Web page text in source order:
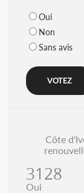
Oui
Non
Sans avis
Côte
3128
Oui